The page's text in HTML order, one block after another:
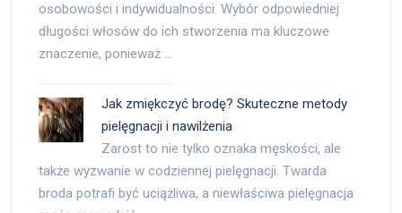
osobowości i indywidualności. Wybór odpowiedniej
długości włosów do ich stworzenia ma kluczowe
znaczenie, ponieważ …
Jak zmiękczyć brodę? Skuteczne metody
pielęgnacji i nawilżenia
Zarost to nie tylko oznaka męskości, ale
także wyzwanie w codziennej pielęgnacji. Twarda
broda potrafi być uciążliwa, a niewłaściwa pielęgnacja